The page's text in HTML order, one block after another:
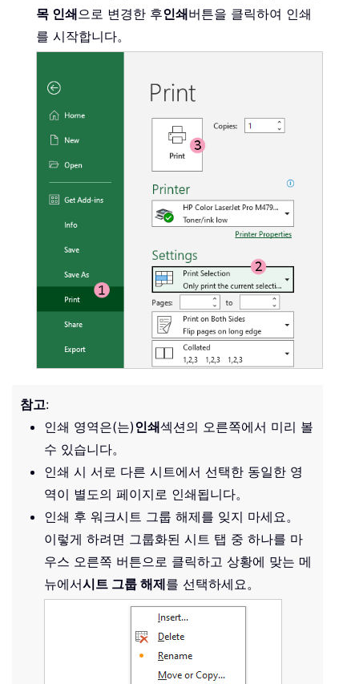
목 인쇄으로 변경한 후인쇄버튼을 클릭하여 인쇄
를 시작합니다。
참고:
인쇄 영역은(는)인쇄섹션의 오른쪽에서 미리 볼
수 있습니다。
인쇄 시 서로 다른 시트에서 선택한 동일한 영
역이 별도의 페이지로 인쇄됩니다。
인쇄 후 워크시트 그룹 해제를 잊지 마세요。
이렇게 하려면 그룹화된 시트 탭 중 하나를 마
우스 오른쪽 버튼으로 클릭하고 상황에 맞는 메
뉴에서시트 그룹 해제를 선택하세요。